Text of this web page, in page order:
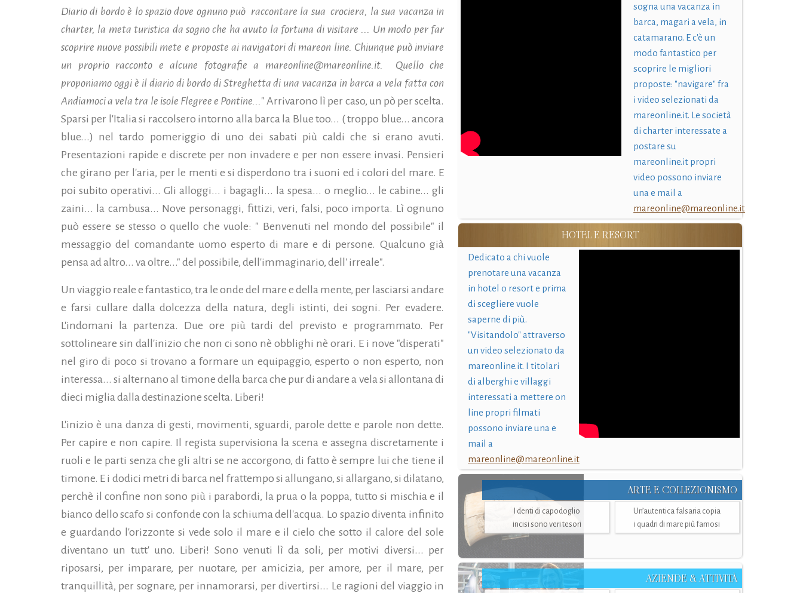
Diario di bordo è lo spazio dove ognuno può raccontare la sua crociera, la sua vacanza in
charter, la meta turistica da sogno che ha avuto la fortuna di visitare ... Un modo per far
scoprire nuove possibili mete e proposte ai navigatori di mareon line. Chiunque può inviare
un proprio racconto e alcune fotografie a mareonline@mareonline.it. Quello che
proponiamo oggi è il diario di bordo di Streghetta di una vacanza in barca a vela fatta con
Andiamoci a vela tra le isole Flegree e Pontine..." Arrivarono lì per caso, un pò per scelta.
Sparsi per l'Italia si raccolsero intorno alla barca la Blue too... ( troppo blue... ancora
blue...) nel tardo pomeriggio di uno dei sabati più caldi che si erano avuti.
Presentazioni rapide e discrete per non invadere e per non essere invasi. Pensieri
che girano per l'aria, per le menti e si disperdono tra i suoni ed i colori del mare. E
poi subito operativi... Gli alloggi... i bagagli... la spesa... o meglio... le cabine... gli
zaini... la cambusa... Nove personaggi, fittizi, veri, falsi, poco importa. Lì ognuno
può essere se stesso o quello che vuole: " Benvenuti nel mondo del possibile" il
messaggio del comandante uomo esperto di mare e di persone. Qualcuno già
pensa ad altro... va oltre..." del possibile, dell'immaginario, dell' irreale".
Un viaggio reale e fantastico, tra le onde del mare e della mente, per lasciarsi andare
e farsi cullare dalla dolcezza della natura, degli istinti, dei sogni. Per evadere.
L'indomani la partenza. Due ore più tardi del previsto e programmato. Per
sottolineare sin dall'inizio che non ci sono nè obblighi nè orari. E i nove "disperati"
nel giro di poco si trovano a formare un equipaggio, esperto o non esperto, non
interessa... si alternano al timone della barca che pur di andare a vela si allontana di
dieci miglia dalla destinazione scelta. Liberi!
L'inizio è una danza di gesti, movimenti, sguardi, parole dette e parole non dette.
Per capire e non capire. Il regista supervisiona la scena e assegna discretamente i
ruoli e le parti senza che gli altri se ne accorgono, di fatto è sempre lui che tiene il
timone. E i dodici metri di barca nel frattempo si allungano, si allargano, si dilatano,
perchè il confine non sono più i parabordi, la prua o la poppa, tutto si mischia e il
bianco dello scafo si confonde con la schiuma dell'acqua. Lo spazio diventa infinito
e guardando l'orizzonte si vede solo il mare e il cielo che sotto il calore del sole
diventano un tutt' uno. Liberi! Sono venuti lì da soli, per motivi diversi... per
riposarsi, per imparare, per nuotare, per amicizia, per amore, per il mare, per
tranquillità, per sognare, per innamorarsi, per divertirsi... Le ragioni del viaggio in
sogna una vacanza in
barca, magari a vela, in
catamarano. E c'è un
modo fantastico per
scoprire le migliori
proposte: "navigare" fra
i video selezionati da
mareonline.it. Le società
di charter interessate a
postare su
mareonline.it propri
video possono inviare
una e mail a
mareonline@mareonline.it
HOTEL E RESORT
Dedicato a chi vuole
prenotare una vacanza
in hotel o resort e prima
di scegliere vuole
saperne di più.
"Visitandolo" attraverso
un video selezionato da
mareonline.it. I titolari
di alberghi e villaggi
interessati a mettere on
line propri filmati
possono inviare una e
mail a
mareonline@mareonline.it
ARTE E COLLEZIONISMO
I denti di capodoglio
incisi sono veri tesori
Un’autentica falsaria copia
i quadri di mare più famosi
AZIENDE & ATTIVITÀ